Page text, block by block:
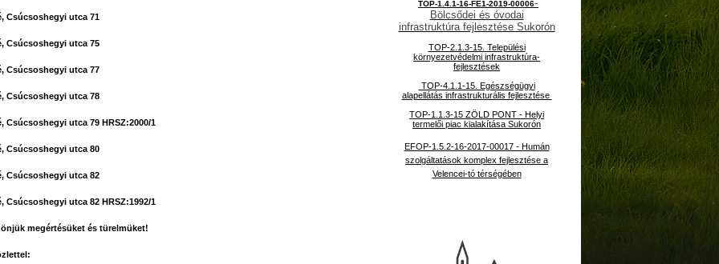
Csúcsoshegyi utca 71
Csúcsoshegyi utca 75
Csúcsoshegyi utca 77
Csúcsoshegyi utca 78
Csúcsoshegyi utca 79 HRSZ:2000/1
Csúcsoshegyi utca 80
Csúcsoshegyi utca 82
Csúcsoshegyi utca 82 HRSZ:1992/1
megértésüket és türelmüket!
TOP-1.4.1-16-FE1-2019-00006
Bölcsődei és óvodai
infrastruktúra fejlesztése Sukorón
TOP-2.1.3-15. Települési
környezetvédelmi infrastruktúra-
fejlesztések
TOP-4.1.1-15. Egészségügyi
alapellátás infrastrukturális fejlesztése
TOP-1.1.3-15 ZÖLD PONT - Helyi
termelői piac kialakítása Sukorón
EFOP-1.5.2-16-2017-00017 - Humán
szolgáltatások komplex fejlesztése a
Velencei-tó térségében